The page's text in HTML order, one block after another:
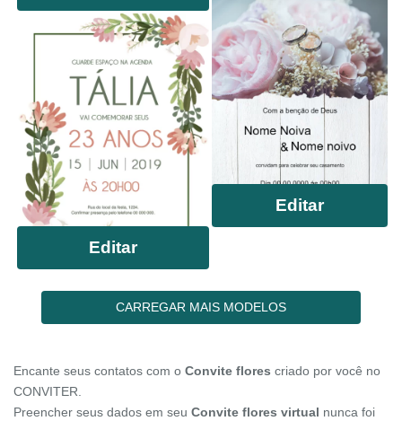
Editar
Editar
CARREGAR MAIS MODELOS
Encante seus contatos com o Convite flores criado por você no
CONVITER.
Preencher seus dados em seu Convite flores virtual nunca foi